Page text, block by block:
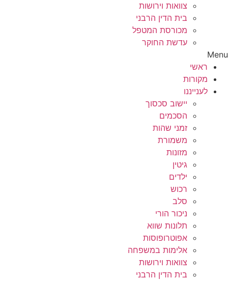
צוואות וירושות
בית הדין הרבני
מכורסת המטפל
עדשת החוקר
Menu
ראשי
מקורות
לענייננו
יישוב סכסוך
הסכמים
זמני שהות
משמורת
מזונות
גיטין
ילדים
רכוש
סלב
ניכור הורי
תלונות שווא
אפוטרופוסות
אלימות במשפחה
צוואות וירושות
בית הדין הרבני